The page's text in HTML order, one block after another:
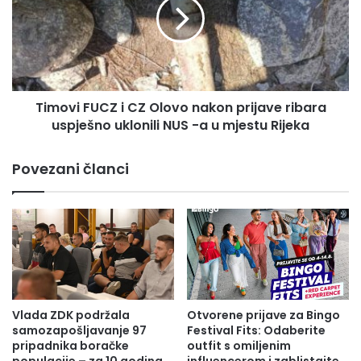
Ministarstvo za prostorno uređenje, promet i komunikacije
i zaštitu okoline
č
k
o
-
d
s
k
a
n
t
o
b
l
o
v
i
F
U
C
O
l
o
v
o
n
a
k
o
n
p
Timovi FUCZ i CZ Olovo nakon prijave ribara
uspješno uklonili NUS -a u mjestu Rijeka
Povezani članci
Vlada ZDK podržala
samozapošljavanje 97
pripadnika boračke
Otvorene prijave za Bingo
Festival Fits: Odaberite
outfit s omiljenim